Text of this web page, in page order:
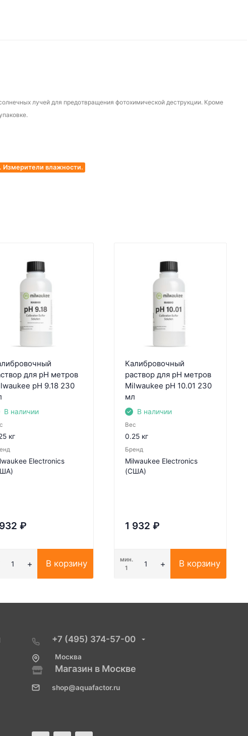
лучей для предотвращения фотохимической деструкции. Кроме
влажности.
для pH метров
pH 9.18 230
В наличии
кг
Electronics
₽
В корзину
Калибровочный
раствор для pH метров
Milwaukee pH 10.01 230
мл
В наличии
Вес
0.25 кг
Бренд
Milwaukee Electronics
(США)
1 932 ₽
мин.
1
В корзину
+7 (495) 374-57-00
Москва
Магазин в Москве
shop@aquafactor.ru